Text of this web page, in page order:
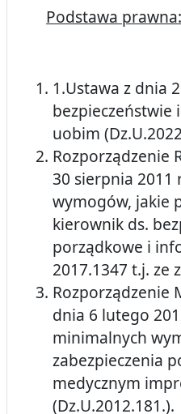
Podstawa prawna:
1.Ustawa z dnia
bezpieczeństwie
uobim
Rozporządzenie
30 sierpnia 2011
wymogów, jakie
kierownik ds.
porządkowe i
2017.1347 t.j. ze
Rozporządzenie
dnia 6 lutego
minimalnych
zabezpieczenia
medycznym
(Dz.U.2012.181.).